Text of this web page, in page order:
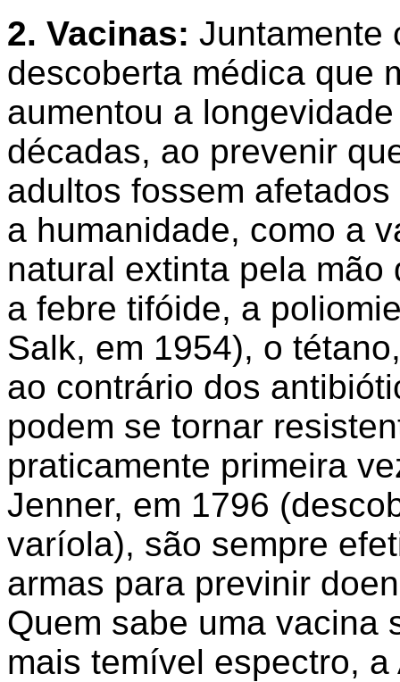
2. Vacinas: Juntamente
descoberta médica que
aumentou a
décadas, ao prevenir
adultos fossem
a humanidade, como a
natural extinta pela mão
a febre tifóide, a
Salk, em 1954), o
ao contrário dos
podem se tornar
praticamente primeira
Jenner, em 1796
varíola), são sempre
armas para previnir
Quem sabe uma vacina
mais temível espectro, a